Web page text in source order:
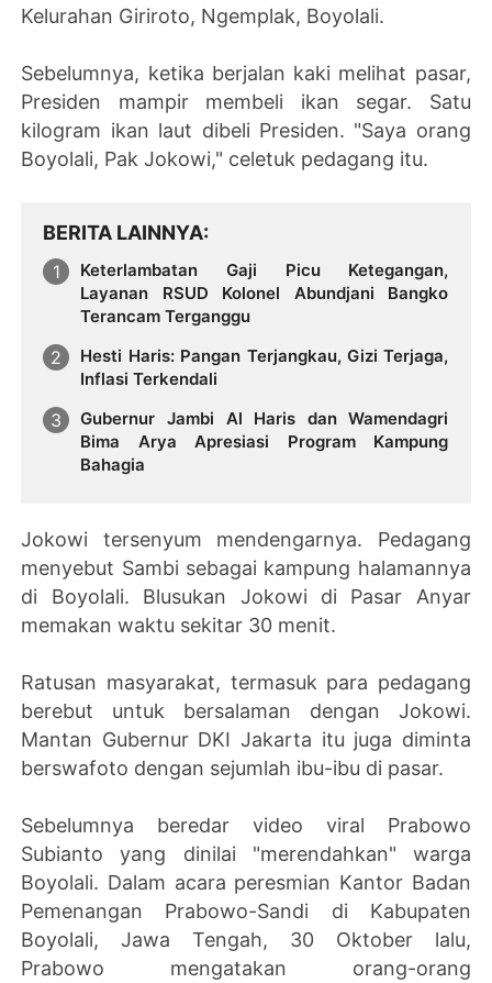
Kelurahan Giriroto, Ngemplak, Boyolali.
Sebelumnya, ketika berjalan kaki melihat pasar,
Presiden mampir membeli ikan segar. Satu
kilogram ikan laut dibeli Presiden. "Saya orang
Boyolali, Pak Jokowi," celetuk pedagang itu.
BERITA LAINNYA
Keterlambatan Gaji Picu Ketegangan,
Layanan RSUD Kolonel Abundjani Bangko
Terancam Terganggu
Hesti Haris: Pangan Terjangkau, Gizi Terjaga,
Inflasi Terkendali
Gubernur Jambi Al Haris dan Wamendagri
Bima Arya Apresiasi Program Kampung
Bahagia
Jokowi tersenyum mendengarnya. Pedagang
menyebut Sambi sebagai kampung halamannya
di Boyolali. Blusukan Jokowi di Pasar Anyar
memakan waktu sekitar 30 menit.
Ratusan masyarakat, termasuk para pedagang
berebut untuk bersalaman dengan Jokowi.
Mantan Gubernur DKI Jakarta itu juga diminta
berswafoto dengan sejumlah ibu-ibu di pasar.
Sebelumnya beredar video viral Prabowo
Subianto yang dinilai "merendahkan" warga
Boyolali. Dalam acara peresmian Kantor Badan
Pemenangan Prabowo-Sandi di Kabupaten
Boyolali, Jawa Tengah, 30 Oktober lalu,
Prabowo mengatakan orang-orang